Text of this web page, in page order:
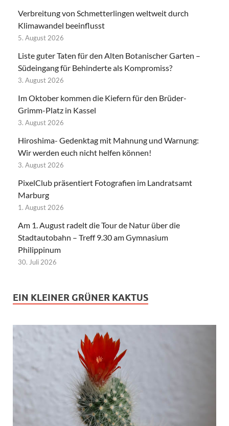
Verbreitung von Schmetterlingen weltweit durch
Klimawandel beeinflusst
5. August 2026
Liste guter Taten für den Alten Botanischer Garten –
Südeingang für Behinderte als Kompromiss?
3. August 2026
Im Oktober kommen die Kiefern für den Brüder-
Grimm-Platz in Kassel
3. August 2026
Hiroshima- Gedenktag mit Mahnung und Warnung:
Wir werden euch nicht helfen können!
3. August 2026
PixelClub präsentiert Fotografien im Landratsamt
Marburg
1. August 2026
Am 1. August radelt die Tour de Natur über die
Stadtautobahn – Treff 9.30 am Gymnasium
Philippinum
30. Juli 2026
EIN KLEINER GRÜNER KAKTUS